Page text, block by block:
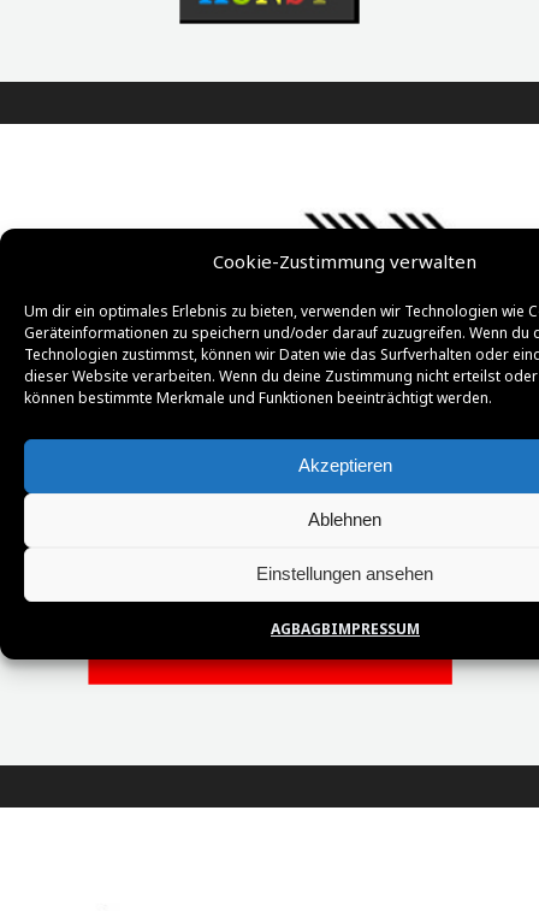
Cookie-Zustimmung verwalten
Um dir ein optimales Erlebnis zu bieten, verwenden wir Technologien wie
Geräteinformationen zu speichern und/oder darauf zuzugreifen. Wenn du
Technologien zustimmst, können wir Daten wie das Surfverhalten oder
dieser Website verarbeiten. Wenn du deine Zustimmung nicht erteilst
können bestimmte Merkmale und Funktionen beeinträchtigt werden.
Akzeptieren
Ablehnen
Einstellungen ansehen
AGBAGBIMPRESSUM